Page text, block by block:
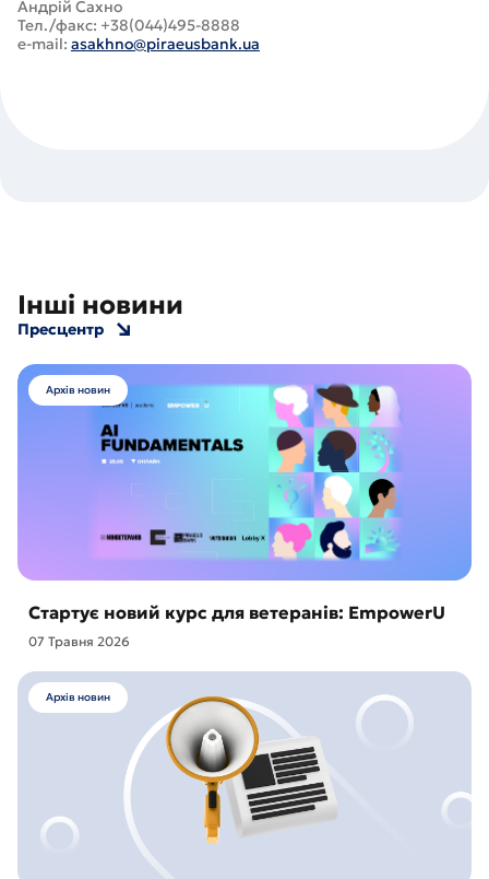
Андрій Сахно
Тел./факс: +38(044)495-8888
e-mail: asakhno@piraeusbank.ua
Інші новини
Пресцентр
Архів новин
Стартує новий курс для ветеранів: EmpowerU
07 Травня 2026
Архів новин